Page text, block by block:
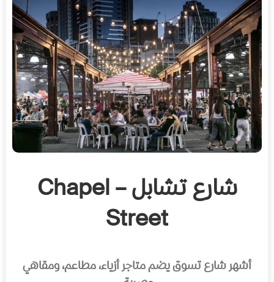
شارع تشابل – Chapel
Street
أشهر شارع تسوق يضم متاجر أزياء، مطاعم، ومقاهي